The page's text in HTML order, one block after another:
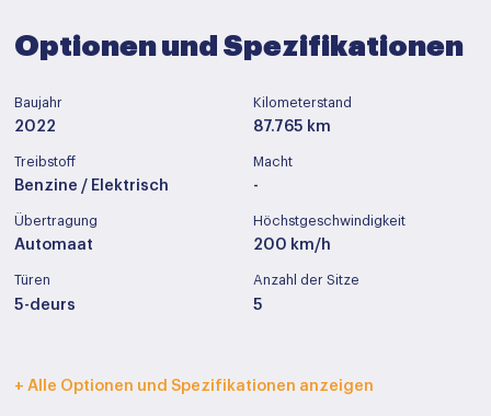
Optionen und Spezifikationen
Baujahr
2022
Kilometerstand
87.765 km
Treibstoff
Benzine / Elektrisch
Macht
-
Übertragung
Automaat
Höchstgeschwindigkeit
200 km/h
Türen
5-deurs
Anzahl der Sitze
5
Innenfarbe Polstermöbel
+ Alle Optionen und Spezifikationen anzeigen